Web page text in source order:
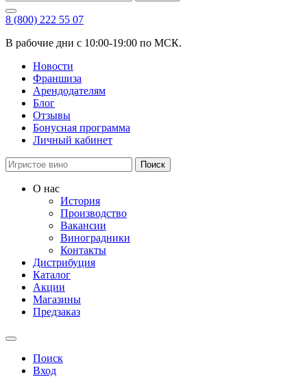
8 (800) 222 55 07
В рабочие дни с 10:00-19:00 по МСК.
Новости
Франшиза
Арендодателям
Блог
Отзывы
Бонусная программа
Личный кабинет
Поиск
О нас
История
Производство
Вакансии
Виноградники
Контакты
Дистрибуция
Каталог
Акции
Магазины
Предзаказ
Поиск
Вход